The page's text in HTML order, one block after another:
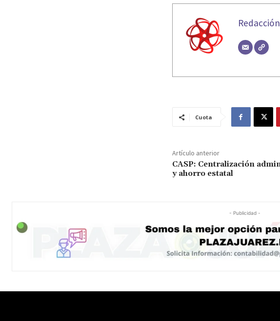
Redacción
Cuota
Artículo anterior
CASP: Centralización
y ahorro estatal
- Publicidad -